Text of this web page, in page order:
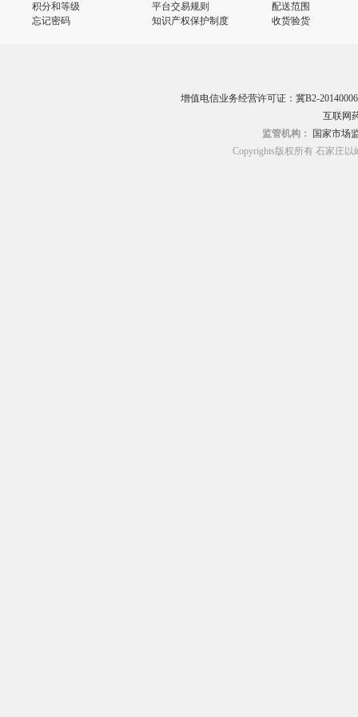
议
积分和等级
忘记密码
平台交易规则
知识产权保护制度
配送范围
收货验货
增值电信业务经营许可证：冀B2-20140006
互联网
监管机构：
国家市场
Copyrights版权所有 石家庄